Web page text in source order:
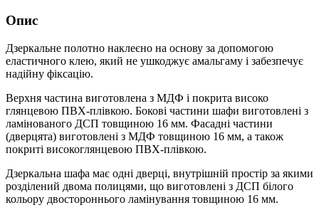
Опис
Дзеркальне полотно наклеєно на основу за допомогою
еластичного клею, який не ушкоджує амальгаму і забезпечує
надійну фіксацію.
Верхня частина виготовлена з МДФ і покрита високо
глянцевою ПВХ-плівкою. Бокові частини шафи виготовлені з
ламінованого ДСП товщиною 16 мм. Фасадні частини
(дверцята) виготовлені з МДФ товщиною 16 мм, а також
покриті високоглянцевою ПВХ-плівкою.
Дзеркальна шафа має одні дверці, внутрішній простір за якими
розділений двома полицями, що виготовлені з ДСП білого
кольору двостороннього ламінування товщиною 16 мм.